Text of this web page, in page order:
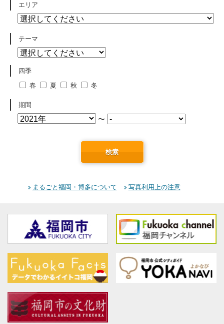
エリア
テーマ
四季
春
夏 秋 冬
期間
〜
検索
まるごと福岡・博多について 写真利用上の注意